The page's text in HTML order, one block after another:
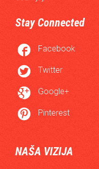
Stay Connected
 Facebook
 Twitter
 Google+
 Pinterest
NAŠA VIZIJA